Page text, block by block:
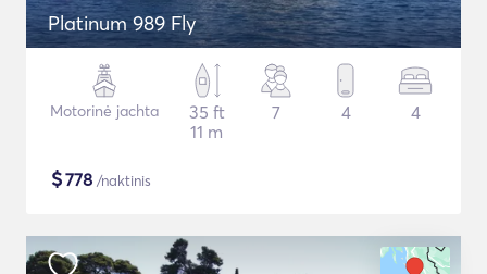
Platinum 989 Fly
Motorinė jachta
35 ft
11 m
7 4 4
$778 /naktinis